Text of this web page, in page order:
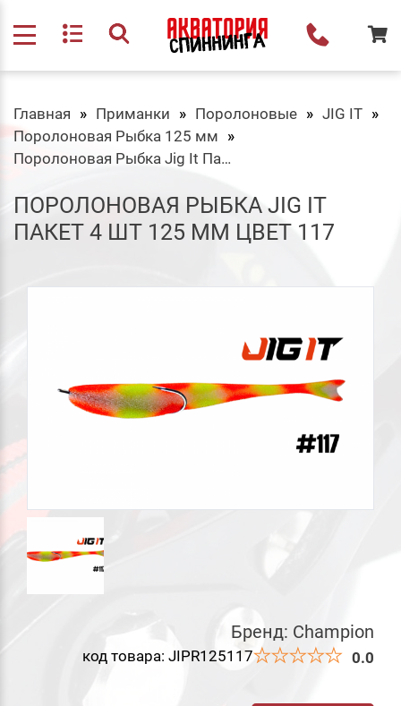
Главная Приманки Поролоновые
JIG IT
Поролоновая Рыбка 125 мм
Поролоновая Рыбка Jig It Пакет 4 шт 125 мм Цвет 117
ПОРОЛОНОВАЯ РЫБКА JIG IT
ПАКЕТ 4 ШТ 125 ММ ЦВЕТ 117
Бренд: Champion
код товара: JIPR125117 0.0